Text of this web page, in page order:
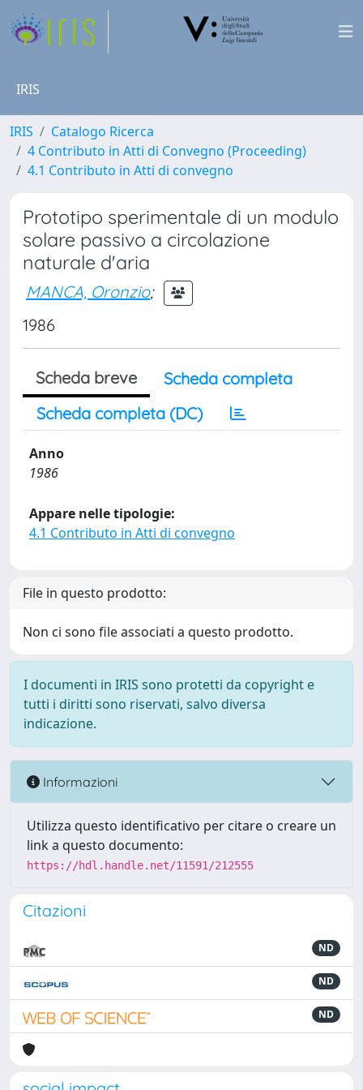
IRIS
IRIS
Catalogo Ricerca
4 Contributo in Atti di Convegno (Proceeding)
4.1 Contributo in Atti di convegno
Prototipo sperimentale di un modulo
solare passivo a circolazione
naturale d'aria
MANCA, Oronzio;
1986
Scheda breve
Scheda completa
Scheda completa (DC)
Anno
1986
Appare nelle tipologie:
4.1 Contributo in Atti di convegno
File in questo prodotto:
Non ci sono file associati a questo prodotto.
I documenti in IRIS sono protetti da copyright e
tutti i diritti sono riservati, salvo diversa
indicazione.
Informazioni
Utilizza questo identificativo per citare o creare un
link a questo documento:
https://hdl.handle.net/11591/212555
Citazioni
ND
ND
ND